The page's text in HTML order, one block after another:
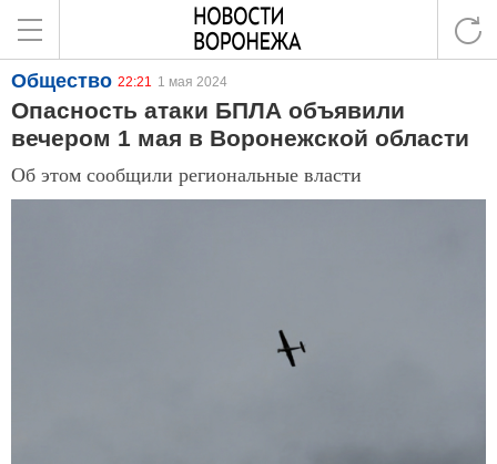
Общество 22:21 1 мая 2024
Опасность атаки БПЛА объявили
вечером 1 мая в Воронежской области
Об этом сообщили региональные власти